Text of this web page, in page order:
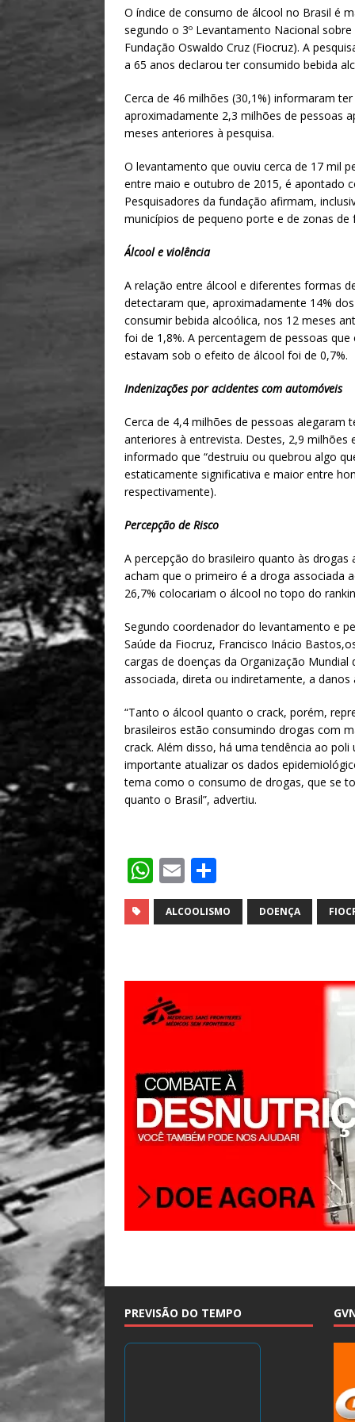
at
s
A
p
p
ai
l
ar
e
O índice de consumo de álcool no Brasil é
segundo o 3º Levantamento Nacional
Fundação Oswaldo Cruz (Fiocruz). A
a 65 anos declarou ter consumido bebida
Cerca de 46 milhões (30,1%) informaram
aproximadamente 2,3 milhões de pessoas
meses anteriores à pesquisa.
O levantamento que ouviu cerca de 17 mil
entre maio e outubro de 2015, é apontado
Pesquisadores da fundação afirmam,
municípios de pequeno porte e de zonas de
Álcool e violência
A relação entre álcool e diferentes formas
detectaram que, aproximadamente 14%
consumir bebida alcoólica, nos 12 meses
foi de 1,8%. A percentagem de pessoas
estavam sob o efeito de álcool foi de 0,7%.
Indenizações por acidentes com automóveis
Cerca de 4,4 milhões de pessoas
anteriores à entrevista. Destes, 2,9 milhões
informado que “destruiu ou quebrou algo
estaticamente significativa e maior entre
respectivamente).
Percepção de Risco
A percepção do brasileiro quanto às
acham que o primeiro é a droga associada
26,7% colocariam o álcool no topo do
Segundo coordenador do levantamento e
Saúde da Fiocruz, Francisco Inácio
cargas de doenças da Organização
associada, direta ou indiretamente, a
“Tanto o álcool quanto o crack, porém,
brasileiros estão consumindo drogas com
crack. Além disso, há uma tendência ao
importante atualizar os dados
tema como o consumo de drogas, que se
quanto o Brasil”, advertiu.
W
h
at
A
p
p
E
m
ai
h
ar
ALCOOLISMO DOENÇA
PREVISÃO DO TEMPO